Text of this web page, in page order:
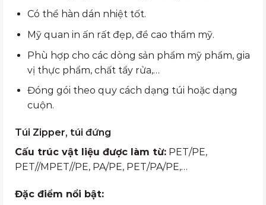
Có thể hàn dán nhiệt tốt.
Mỹ quan in ấn rất đẹp, đề cao thẩm mỹ.
Phù hợp cho các dòng sản phẩm mỹ phẩm, gia
vị thực phẩm, chất tẩy rửa,…
Đóng gói theo quy cách dạng túi hoặc dạng
cuộn.
Túi Zipper, túi đứng
Cấu trúc vật liệu được làm từ: PET/PE,
PET//MPET//PE, PA/PE, PET/PA/PE,…
Đặc điểm nổi bật: